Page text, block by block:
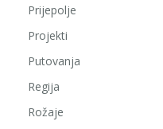
Prijepolje
Projekti
Putovanja
Regija
Rožaje